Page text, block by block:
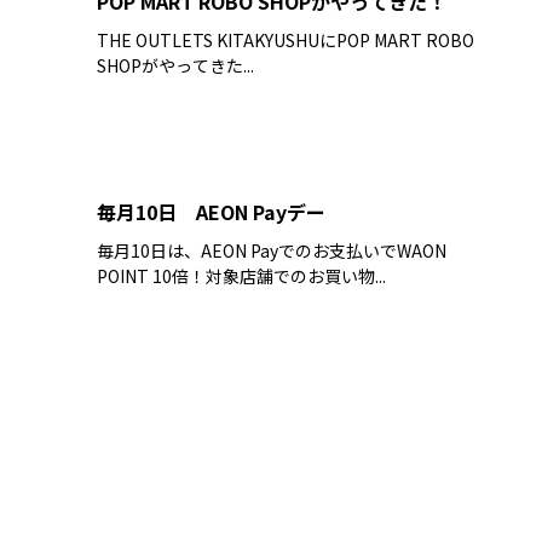
THE OUTLETS KITAKYUSHUにPOP MART ROBO
SHOPがやってきた...
毎月10日 AEON Payデー
毎月10日は、AEON Payでのお支払いでWAON
POINT 10倍！対象店舗でのお買い物...